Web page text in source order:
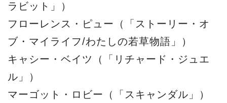
ラビット」）
フローレンス・ピュー（「ストーリー・オ
ブ・マイライフ/わたしの若草物語」）
キャシー・ベイツ（「リチャード・ジュエ
ル」）
マーゴット・ロビー（「スキャンダル」）